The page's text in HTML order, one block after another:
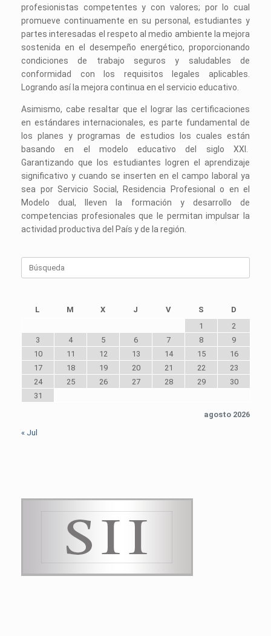
profesionistas competentes y con valores; por lo cual
promueve continuamente en su personal, estudiantes y
partes interesadas el respeto al medio ambiente la mejora
sostenida en el desempeño energético, proporcionando
condiciones de trabajo seguros y saludables de
conformidad con los requisitos legales aplicables.
Logrando así la mejora continua en el servicio educativo.
Asimismo, cabe resaltar que el lograr las certificaciones
en estándares internacionales, es parte fundamental de
los planes y programas de estudios los cuales están
basando en el modelo educativo del siglo XXI.
Garantizando que los estudiantes logren el aprendizaje
significativo y cuando se inserten en el campo laboral ya
sea por Servicio Social, Residencia Profesional o en el
Modelo dual, lleven la formación y desarrollo de
competencias profesionales que le permitan impulsar la
actividad productiva del País y de la región.
Buscar:
agosto 2026
L M X J V S
D
1
2
3
4 5 6 7 8
9
10
11 12 13 14 15
16
17
18 19 20 21 22
23
24
25 26 27 28 29
30
31
« Jul